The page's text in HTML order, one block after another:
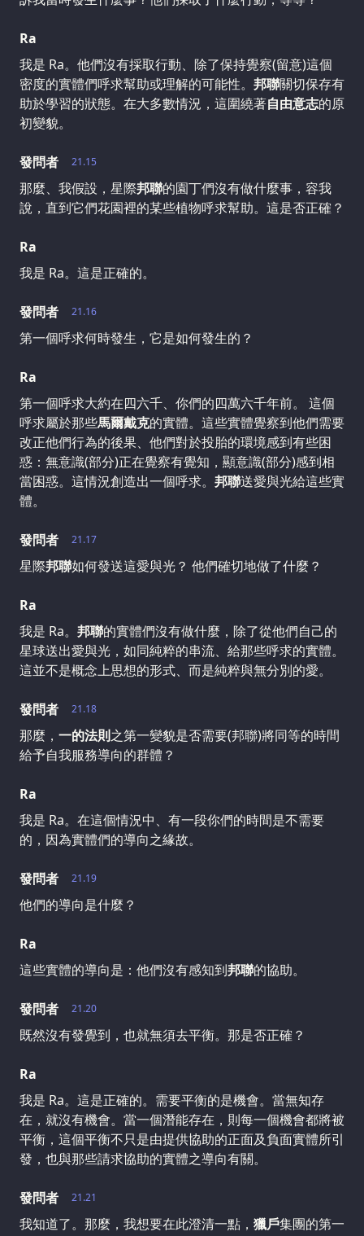
Ra
我是 Ra。他們沒有採取行動、除了保持覺察(留意)這個
密度的實體們呼求幫助或理解的可能性。 邦聯關切保存有
助於學習的狀態。在大多數情況，這圍繞著自由意志的原
初變貌。
21.15
發問者
那麼、我假設，星際邦聯的園丁們沒有做什麼事，容我
說，直到它們花園裡的某些植物呼求幫助。這是否正確？
Ra
我是 Ra。這是正確的。
21.16
發問者
第一個呼求何時發生，它是如何發生的？
Ra
第一個呼求大約在四六千、你們的四萬六千年前。 這個
呼求屬於那些馬爾戴克的實體。這些實體覺察到他們需要
改正他們行為的後果、他們對於投胎的環境感到有些困
惑：無意識(部分)正在覺察有覺知，顯意識(部分)感到相
當困惑。這情況創造出一個呼求。 邦聯送愛與光給這些實
體。
21.17
發問者
星際邦聯如何發送這愛與光？ 他們確切地做了什麼？
Ra
我是 Ra。 邦聯的實體們沒有做什麼，除了從他們自己的
星球送出愛與光，如同純粹的串流、給那些呼求的實體。
這並不是概念上思想的形式、而是純粹與無分別的愛。
21.18
發問者
那麼， 一的法則之第一變貌是否需要(邦聯)將同等的時間
給予自我服務導向的群體？
Ra
我是 Ra。在這個情況中、有一段你們的時間是不需要
的，因為實體們的導向之緣故。
21.19
發問者
他們的導向是什麼？
Ra
這些實體的導向是：他們沒有感知到邦聯的協助。
21.20
發問者
既然沒有發覺到，也就無須去平衡。那是否正確？
Ra
我是 Ra。這是正確的。需要平衡的是機會。當無知存
在，就沒有機會。當一個潛能存在，則每一個機會都將被
平衡，這個平衡不只是由提供協助的正面及負面實體所引
發，也與那些請求協助的實體之導向有關。
21.21
發問者
我知道了。那麼，我想要在此澄清一點， 獵戶集團的第一